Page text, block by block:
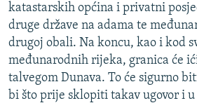
katastarskih općina i privatni
druge države na adama te
drugoj obali. Na koncu, kao i kod
međunarodnih rijeka, granica će
talvegom Dunava. To će sigurno
bi što prije sklopiti takav ugovor i